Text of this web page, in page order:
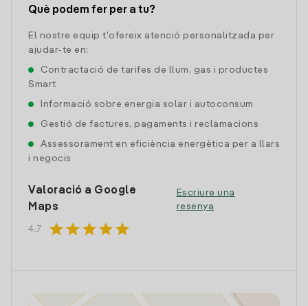
Què podem fer per a tu?
El nostre equip t'ofereix atenció personalitzada per
ajudar-te en:
Contractació de tarifes de llum, gas i productes
Smart
Informació sobre energia solar i autoconsum
Gestió de factures, pagaments i reclamacions
Assessorament en eficiència energètica per a llars
i negocis
Valoració a Google
Maps
4.7 starstarstarstarstar
Escriure una
resenya